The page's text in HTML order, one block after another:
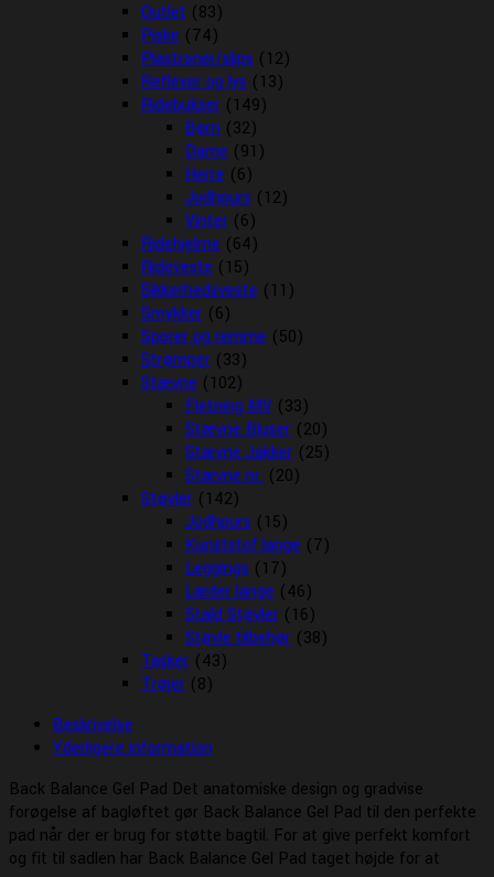
Outlet (83)
Piske (74)
Plastroner/slips (12)
Reflexer og lys (13)
Ridebukser (149)
Børn (32)
Dame (91)
Herre (6)
Jodhpurs (12)
Vinter (6)
Ridehjelme (64)
Rideveste (15)
Sikkerhedsveste (11)
Smykker (6)
Sporer og remme (50)
Strømper (33)
Stævne (102)
Fletning MV (33)
Stævne Bluser (20)
Stævne Jakker (25)
Stævne nr. (20)
Støvler (142)
Jodhpurs (15)
Kunststof lange (7)
Leggings (17)
Læder lange (46)
Stald Støvler (16)
Støvle tilbehør (38)
Tasker (43)
Trøjer (8)
Beskrivelse
Yderligere information
Back Balance Gel Pad Det anatomiske design og gradvise
forøgelse af bagløftet gør Back Balance Gel Pad til den perfekte
pad når der er brug for støtte bagtil. For at give perfekt komfort
og fit til sadlen har Back Balance Gel Pad taget højde for at